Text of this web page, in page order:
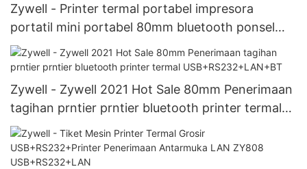
Zywell - Printer termal portabel impresora
portatil mini portabel 80mm bluetooth ponsel
tanda terima ponsel USB+RS232+BT
Zywell - Zywell 2021 Hot Sale 80mm Penerimaan
tagihan prntier prntier bluetooth printer termal
USB+RS232+LAN+BT